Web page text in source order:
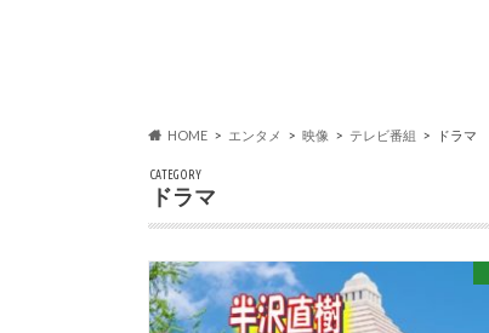
HOME エンタメ 映像 テレビ番組 ドラマ
CATEGORY
ドラマ